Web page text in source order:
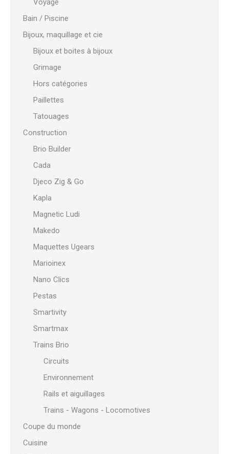
Voyage
Bain / Piscine
Bijoux, maquillage et cie
Bijoux et boites à bijoux
Grimage
Hors catégories
Paillettes
Tatouages
Construction
Brio Builder
Cada
Djeco Zig & Go
Kapla
Magnetic Ludi
Makedo
Maquettes Ugears
Marioinex
Nano Clics
Pestas
Smartivity
Smartmax
Trains Brio
Circuits
Environnement
Rails et aiguillages
Trains - Wagons - Locomotives
Coupe du monde
Cuisine